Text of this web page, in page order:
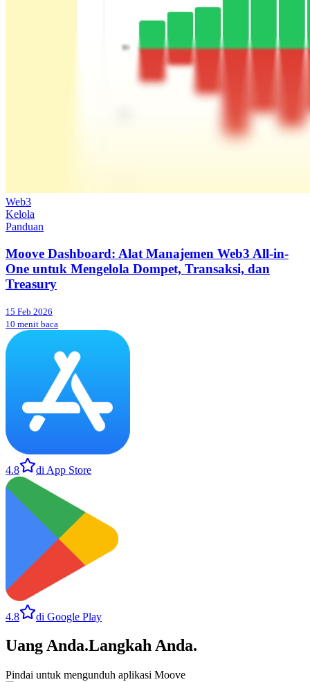
Web3
Kelola
Panduan
Moove Dashboard: Alat Manajemen Web3 All-in-
One untuk Mengelola Dompet, Transaksi, dan
Treasury
15 Feb 2026
10 menit baca
4.8 di App Store
4.8 di Google Play
Uang Anda.Langkah Anda.
Pindai untuk mengunduh aplikasi Moove